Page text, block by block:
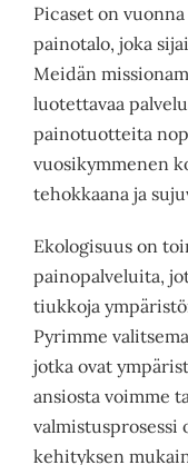
Picaset on
painotalo, joka
Meidän
luotettavaa
painotuotteita
vuosikymmenen
tehokkaana ja
Ekologisuus on
painopalveluita,
tiukkoja
Pyrimme
jotka ovat
ansiosta voimme
valmistusprosessi
kehityksen